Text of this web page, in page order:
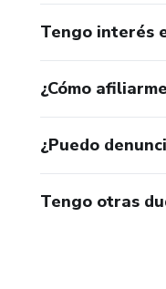
Tengo interés
¿Cómo
¿Puedo
Tengo otras